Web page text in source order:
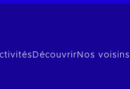
Découvrir Nos voisins